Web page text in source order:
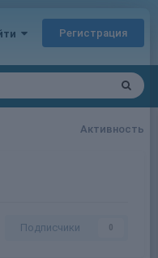
Регистрация
Активность
Подписчики 0